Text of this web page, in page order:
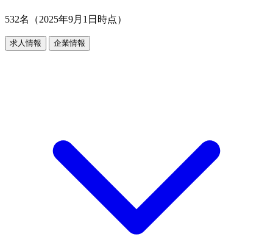
532名（2025年9月1日時点）
求人情報 企業情報